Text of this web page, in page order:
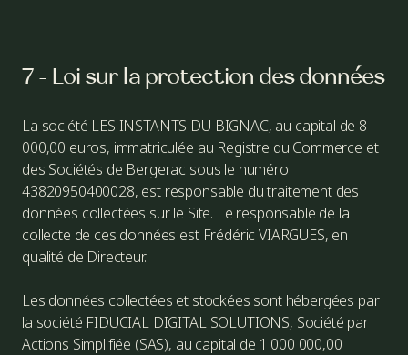
7 - Loi sur la protection des données
La société LES INSTANTS DU BIGNAC, au capital de 8
000,00 euros, immatriculée au Registre du Commerce et
des Sociétés de Bergerac sous le numéro
43820950400028, est responsable du traitement des
données collectées sur le Site. Le responsable de la
collecte de ces données est Frédéric VIARGUES, en
qualité de Directeur.
Les données collectées et stockées sont hébergées par
la société FIDUCIAL DIGITAL SOLUTIONS, Société par
Actions Simplifiée (SAS), au capital de 1 000 000,00